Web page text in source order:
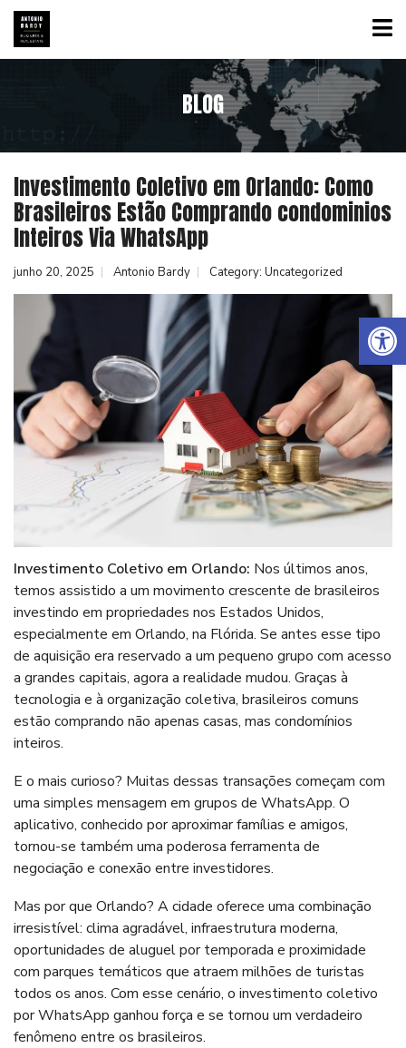
Abrir a barra de ferramentas
BLOG
Investimento Coletivo em Orlando: Como
Brasileiros Estão Comprando condominios
Inteiros Via WhatsApp
junho 20, 2025 Antonio Bardy Category: Uncategorized
Investimento Coletivo em Orlando: Nos últimos anos,
temos assistido a um movimento crescente de brasileiros
investindo em propriedades nos Estados Unidos,
especialmente em Orlando, na Flórida. Se antes esse tipo
de aquisição era reservado a um pequeno grupo com acesso
a grandes capitais, agora a realidade mudou. Graças à
tecnologia e à organização coletiva, brasileiros comuns
estão comprando não apenas casas, mas condomínios
inteiros.
E o mais curioso? Muitas dessas transações começam com
uma simples mensagem em grupos de WhatsApp. O
aplicativo, conhecido por aproximar famílias e amigos,
tornou-se também uma poderosa ferramenta de
negociação e conexão entre investidores.
Mas por que Orlando? A cidade oferece uma combinação
irresistível: clima agradável, infraestrutura moderna,
oportunidades de aluguel por temporada e proximidade
com parques temáticos que atraem milhões de turistas
todos os anos. Com esse cenário, o investimento coletivo
por WhatsApp ganhou força e se tornou um verdadeiro
fenômeno entre os brasileiros.